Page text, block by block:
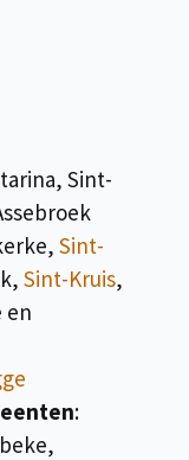
Sint-
Sint-
Sint-Kruis,
en
: